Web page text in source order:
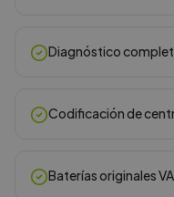
Diagnóstico
Codificación de
Baterías originales